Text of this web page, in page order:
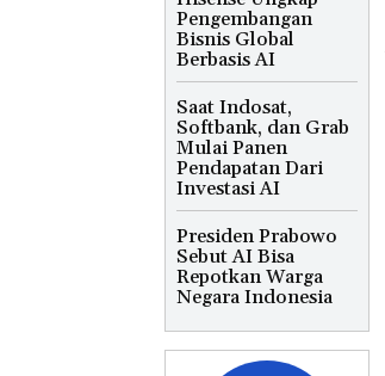
Pengembangan
Bisnis Global
Berbasis AI
Saat Indosat,
Softbank, dan Grab
Mulai Panen
Pendapatan Dari
Investasi AI
Presiden Prabowo
Sebut AI Bisa
Repotkan Warga
Negara Indonesia